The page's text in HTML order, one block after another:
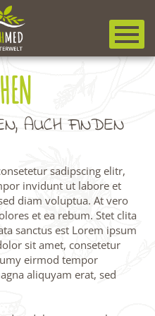
AUCH FINDEN
sadipscing elitr,
invidunt ut labore et
diam voluptua. At vero
et ea rebum. Stet clita
sanctus est Lorem ipsum
sit amet, consetetur
eirmod tempor
aliquyam erat, sed